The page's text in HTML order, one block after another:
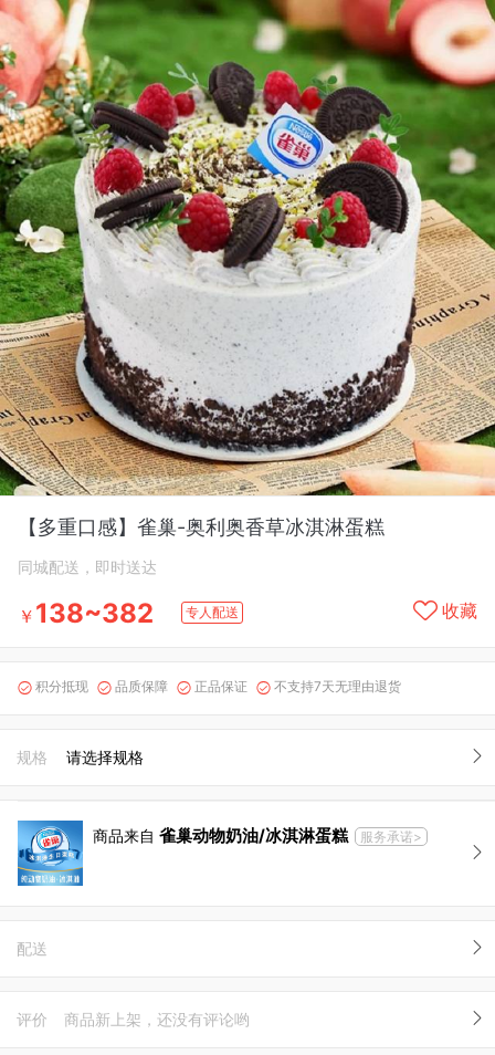
【多重口感】雀巢-奥利奥香草冰淇淋蛋糕
同城配送，即时送达
￥ 138~382 专人配送 收藏
 积分抵现  品质保障  正品保证  不支持7天无理由退货
规格 请选择规格
商品来自 雀巢动物奶油/冰淇淋蛋糕 服务承诺>
配送
评价 商品新上架，还没有评论哟